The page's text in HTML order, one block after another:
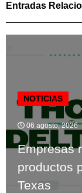
Entradas
NOTICIAS
06 agosto, 2026
Empresas
productos
Texas